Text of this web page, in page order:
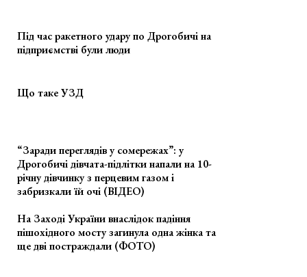
Під час ракетного удару по Дрогобичі на
підприємстві були люди
Що таке УЗД
“Заради переглядів у сомережах”: у
Дрогобичі дівчата-підлітки напали на 10-
річну дівчинку з перцевим газом і
забризкали їй очі (ВІДЕО)
На Заході України внаслідок падіння
пішохідного мосту загинула одна жінка та
ще дві постраждали (ФОТО)